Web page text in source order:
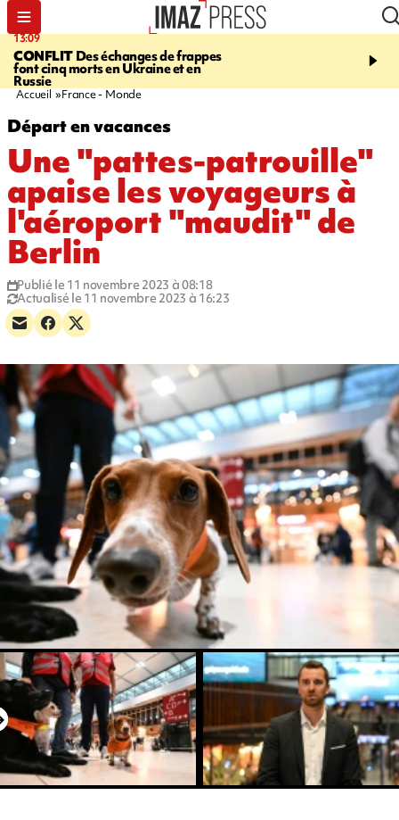
13:09
CONFLIT Des échanges de frappes
font cinq morts en Ukraine et en
Russie
17:14
Quatre
européennes pour les
Accueil France - Monde
Départ en vacances
Une "pattes-patrouille"
apaise les voyageurs à
l'aéroport "maudit" de
Berlin
Publié le 11 novembre 2023 à 08:18
Actualisé le 11 novembre 2023 à 16:23